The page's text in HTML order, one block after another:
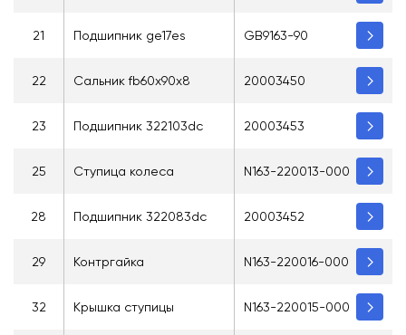
21 Подшипник ge17es GB9163-90
22 Сальник fb60x90x8 20003450
23 Подшипник 322103dc 20003453
25 Ступица колеса N163-220013-000
28 Подшипник 322083dc 20003452
29 Контргайка N163-220016-000
32 Крышка ступицы N163-220015-000